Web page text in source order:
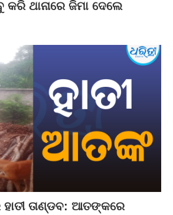
ଥାନାରେ ଜିମା ଦେଲେ
ହାତୀ ତାଣ୍ଡବ: ଆତଙ୍କରେ